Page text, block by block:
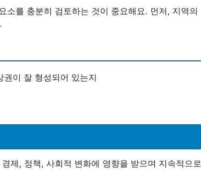
소를 충분히 검토하는 것이 중요해요. 먼저, 지역의
이 잘 형성되어 있는지
제, 정책, 사회적 변화에 영향을 받으며 지속적으로